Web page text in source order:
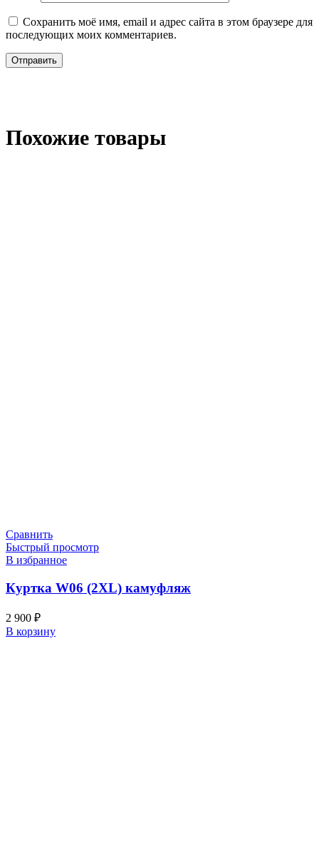
Сохранить моё имя, email и адрес сайта в этом браузере для
последующих моих комментариев.
Похожие товары
Сравнить
Быстрый просмотр
В избранное
Куртка W06 (2XL) камуфляж
2 900 ₽
В корзину